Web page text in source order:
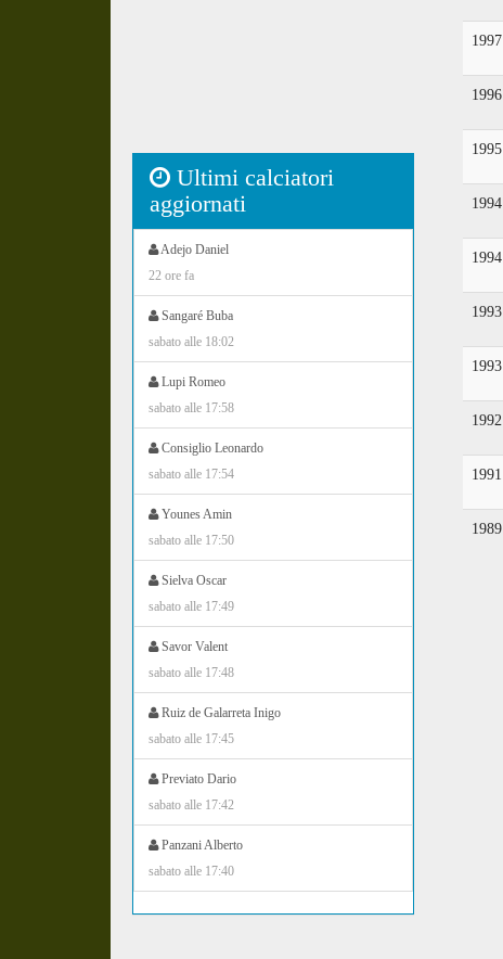
Ultimi calciatori
aggiornati
Adejo Daniel
22 ore fa
Sangaré Buba
sabato alle 18:02
Lupi Romeo
sabato alle 17:58
Consiglio Leonardo
sabato alle 17:54
Younes Amin
sabato alle 17:50
Sielva Oscar
sabato alle 17:49
Savor Valent
sabato alle 17:48
Ruiz de Galarreta Inigo
sabato alle 17:45
Previato Dario
sabato alle 17:42
Panzani Alberto
sabato alle 17:40
1997
1996
1995
1994
1994
1993
1993
1992
1991
1989